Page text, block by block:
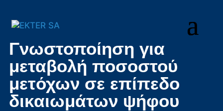
περιεχόμενο
Γνωστοποίηση για
μεταβολή ποσοστού
μετόχων σε επίπεδο
δικαιωμάτων ψήφου